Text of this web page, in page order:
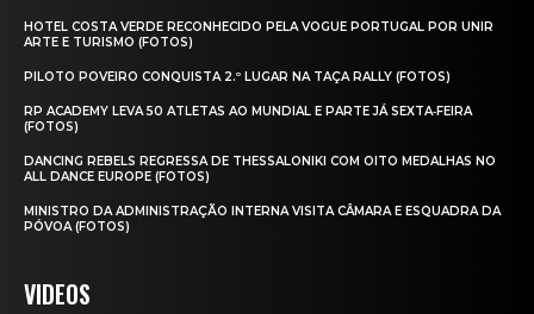
HOTEL COSTA VERDE RECONHECIDO PELA VOGUE PORTUGAL POR UNIR
ARTE E TURISMO (FOTOS)
PILOTO POVEIRO CONQUISTA 2.º LUGAR NA TAÇA RALLY (FOTOS)
RP ACADEMY LEVA 50 ATLETAS AO MUNDIAL E PARTE JÁ SEXTA‑FEIRA
(FOTOS)
DANCING REBELS REGRESSA DE THESSALONIKI COM OITO MEDALHAS NO
ALL DANCE EUROPE (FOTOS)
MINISTRO DA ADMINISTRAÇÃO INTERNA VISITA CÂMARA E ESQUADRA DA
PÓVOA (FOTOS)
VIDEOS